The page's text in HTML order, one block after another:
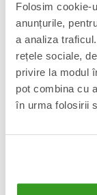
Folosim cookie-
anunțurile,
a analiza
rețele sociale,
privire la modul
pot combina cu
în urma folosirii
Masters of the
warriors. With it,
evil on Eternia
will appeal to a
Knight has a total
for action moves
to the evil
Acest